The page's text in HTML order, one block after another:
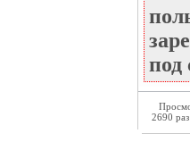
под
2690 раз